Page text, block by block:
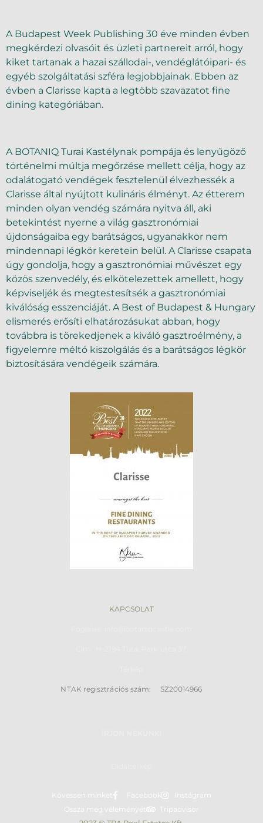
A Budapest Week Publishing 30 éve minden évben
megkérdezi olvasóit és üzleti partnereit arról, hogy
kiket tartanak a hazai szállodai-, vendéglátóipari- és
egyéb szolgáltatási szféra legjobbjainak. Ebben az
évben a Clarisse kapta a legtöbb szavazatot fine
dining kategóriában.
A BOTANIQ Turai Kastélynak pompája és lenyűgöző
történelmi múltja megőrzése mellett célja, hogy az
odalátogató vendégek fesztelenül élvezhessék a
Clarisse által nyújtott kulináris élményt. Az étterem
minden olyan vendég számára nyitva áll, aki
betekintést nyerne a világ gasztronómiai
újdonságaiba egy barátságos, ugyanakkor nem
mindennapi légkör keretein belül. A Clarisse csapata
úgy gondolja, hogy a gasztronómiai művészet egy
közös szenvedély, és elkötelezettek amellett, hogy
képviseljék és megtestesítsék a gasztronómiai
kiválóság esszenciáját. A Best of Budapest & Hungary
elismerés erősíti elhatározásukat abban, hogy
továbbra is törekedjenek a kiváló gasztroélmény, a
figyelemre méltó kiszolgálás és a barátságos légkör
biztosítására vendégeik számára.
KAPCSOLAT
NTAK regisztrációs szám: SZ20014966
Kövessen minket Facebook
Instagram
Ossza meg véleményét
Tripadvisor